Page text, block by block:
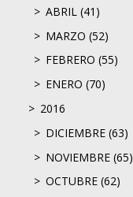
ABRIL (41)
MARZO (52)
FEBRERO (55)
ENERO (70)
2016
DICIEMBRE (63)
NOVIEMBRE (65)
OCTUBRE (62)